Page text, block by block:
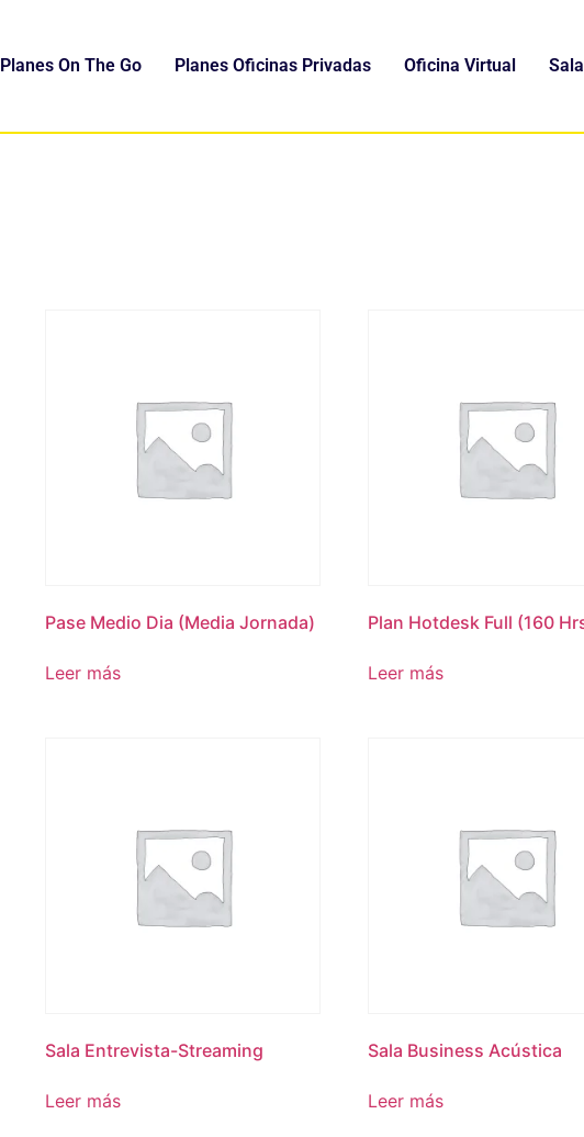
Planes On The Go Planes Oficinas Privadas Oficina Virtual
Pase Medio Dia (Media Jornada)
Leer más
Plan Hotdesk Full (160
Leer más
Sala Entrevista-Streaming
Leer más
Sala Business Acústica
Leer más